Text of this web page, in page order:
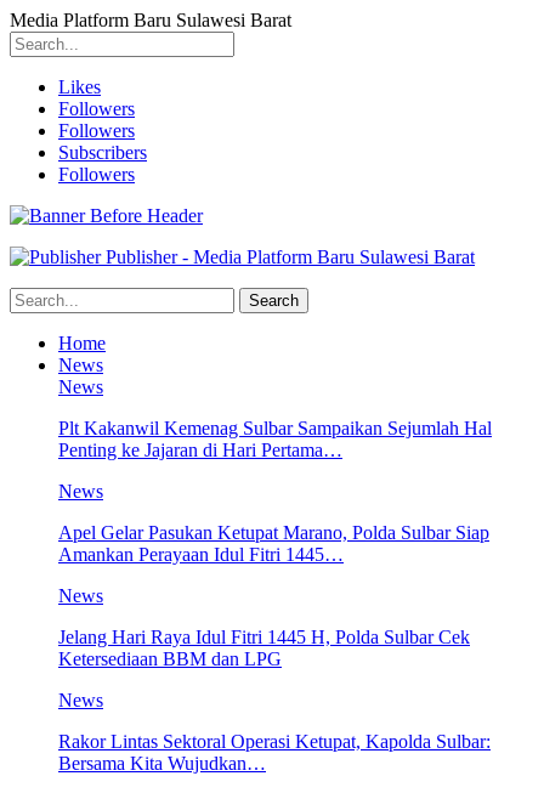
Media Platform Baru Sulawesi Barat
Likes
Followers
Followers
Subscribers
Followers
Publisher - Media Platform Baru Sulawesi Barat
Home
News
News
Plt Kakanwil Kemenag Sulbar Sampaikan Sejumlah Hal
Penting ke Jajaran di Hari Pertama…
News
Apel Gelar Pasukan Ketupat Marano, Polda Sulbar Siap
Amankan Perayaan Idul Fitri 1445…
News
Jelang Hari Raya Idul Fitri 1445 H, Polda Sulbar Cek
Ketersediaan BBM dan LPG
News
Rakor Lintas Sektoral Operasi Ketupat, Kapolda Sulbar:
Bersama Kita Wujudkan…